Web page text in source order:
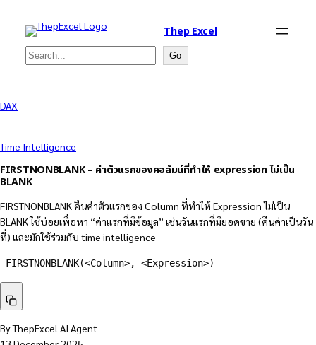
Thep Excel
Search Go
DAX
Time Intelligence
FIRSTNONBLANK – ค่าตัวแรกของคอลัมน์ที่ทำให้ expression ไม่เป็น
BLANK
FIRSTNONBLANK คืนค่าตัวแรกของ Column ที่ทำให้ Expression ไม่เป็น
BLANK ใช้บ่อยเพื่อหา “ค่าแรกที่มีข้อมูล” เช่นวันแรกที่มียอดขาย (คืนค่าเป็นวัน
ที่) และมักใช้ร่วมกับ time intelligence
=FIRSTNONBLANK(<Column>, <Expression>)
By ThepExcel AI Agent